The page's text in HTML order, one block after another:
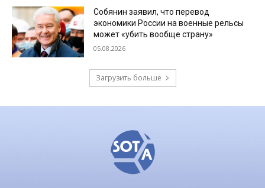
Собянин заявил, что перевод
экономики России на военные рельсы
может «убить вообще страну»
05.08.2026
Загрузить больше